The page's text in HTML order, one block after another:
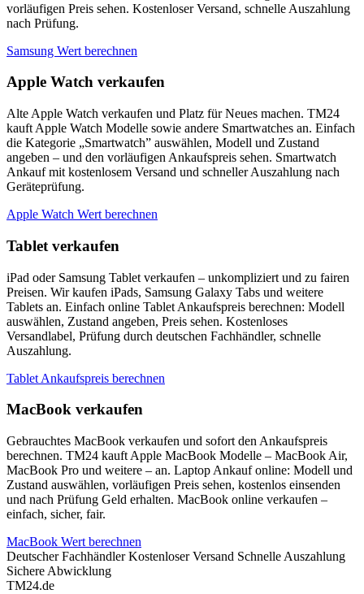
vorläufigen Preis sehen. Kostenloser Versand, schnelle Auszahlung
nach Prüfung.
Samsung Wert berechnen
Apple Watch verkaufen
Alte Apple Watch verkaufen und Platz für Neues machen. TM24
kauft Apple Watch Modelle sowie andere Smartwatches an. Einfach
die Kategorie „Smartwatch” auswählen, Modell und Zustand
angeben – und den vorläufigen Ankaufspreis sehen. Smartwatch
Ankauf mit kostenlosem Versand und schneller Auszahlung nach
Geräteprüfung.
Apple Watch Wert berechnen
Tablet verkaufen
iPad oder Samsung Tablet verkaufen – unkompliziert und zu fairen
Preisen. Wir kaufen iPads, Samsung Galaxy Tabs und weitere
Tablets an. Einfach online Tablet Ankaufspreis berechnen: Modell
auswählen, Zustand angeben, Preis sehen. Kostenloses
Versandlabel, Prüfung durch deutschen Fachhändler, schnelle
Auszahlung.
Tablet Ankaufspreis berechnen
MacBook verkaufen
Gebrauchtes MacBook verkaufen und sofort den Ankaufspreis
berechnen. TM24 kauft Apple MacBook Modelle – MacBook Air,
MacBook Pro und weitere – an. Laptop Ankauf online: Modell und
Zustand auswählen, vorläufigen Preis sehen, kostenlos einsenden
und nach Prüfung Geld erhalten. MacBook online verkaufen –
einfach, sicher, fair.
MacBook Wert berechnen
Deutscher Fachhändler Kostenloser Versand Schnelle Auszahlung
Sichere Abwicklung
TM24.de